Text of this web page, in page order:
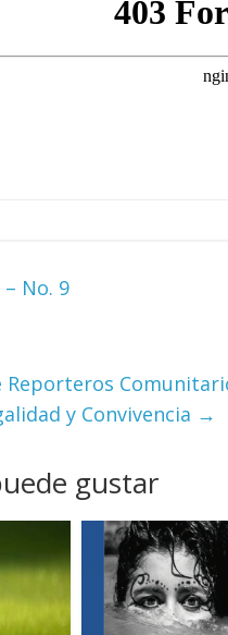
No. 9
Reporteros
y Convivencia →
gustar